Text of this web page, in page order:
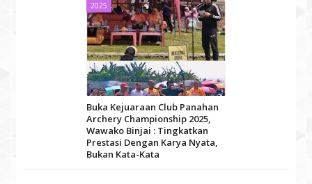
2025
Buka Kejuaraan Club Panahan
Archery Championship 2025,
Wawako Binjai : Tingkatkan
Prestasi Dengan Karya Nyata,
Bukan Kata-Kata